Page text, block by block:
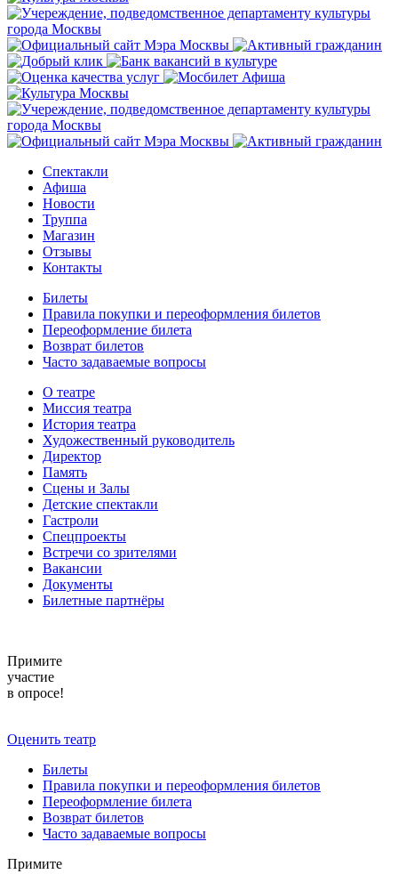
Спектакли
Афиша
Новости
Труппа
Магазин
Отзывы
Контакты
Билеты
Правила покупки и переоформления билетов
Переоформление билета
Возврат билетов
Часто задаваемые вопросы
О театре
Миссия театра
История театра
Художественный руководитель
Директор
Память
Сцены и Залы
Детские спектакли
Гастроли
Спецпроекты
Встречи со зрителями
Вакансии
Документы
Билетные партнёры
Примите
участие
в опросе!
Оценить театр
Билеты
Правила покупки и переоформления билетов
Переоформление билета
Возврат билетов
Часто задаваемые вопросы
Примите